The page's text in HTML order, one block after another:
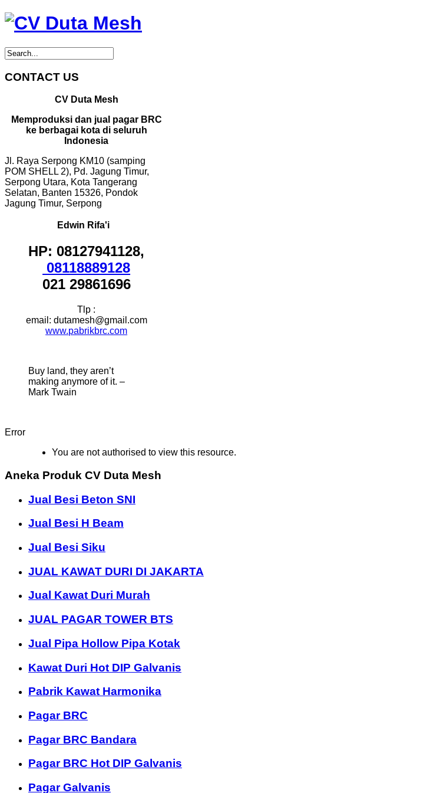
CONTACT US
CV Duta Mesh
Memproduksi dan jual pagar BRC
ke berbagai kota di seluruh
Indonesia
Jl. Raya Serpong KM10 (samping
POM SHELL 2), Pd. Jagung Timur,
Serpong Utara, Kota Tangerang
Selatan, Banten 15326, Pondok
Jagung Timur, Serpong
Edwin Rifa'i
HP: 08127941128,
08118889128
021 29861696
Tlp :
email: dutamesh@gmail.com
www.pabrikbrc.com
Buy land, they aren’t
making anymore of it. –
Mark Twain
Error
You are not authorised to view this resource.
Aneka Produk CV Duta Mesh
Jual Besi Beton SNI
Jual Besi H Beam
Jual Besi Siku
JUAL KAWAT DURI DI JAKARTA
Jual Kawat Duri Murah
JUAL PAGAR TOWER BTS
Jual Pipa Hollow Pipa Kotak
Kawat Duri Hot DIP Galvanis
Pabrik Kawat Harmonika
Pagar BRC
Pagar BRC Bandara
Pagar BRC Hot DIP Galvanis
Pagar Galvanis